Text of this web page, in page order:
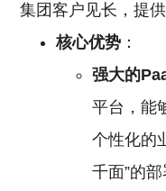
集团客户见长，提
核心优势 ：
强大的
平台，能
个性化的
千面”的部